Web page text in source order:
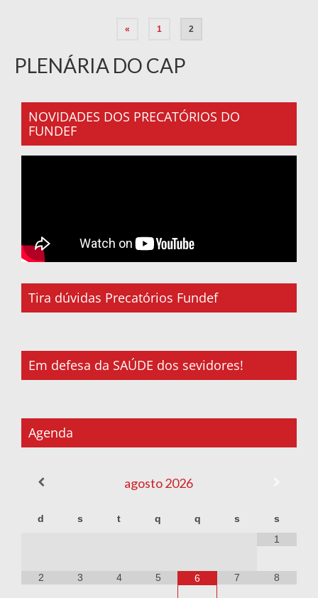
« 1 2
PLENÁRIA DO CAP
NOVIDADES DOS PRECATÓRIOS DO
FUNDEF
Tira dúvidas Precatórios Fundef
Em defesa da SAÚDE dos sevidores!
Agenda
agosto2026
d s t q q s
s
1
2 3 4 5 6 7 8